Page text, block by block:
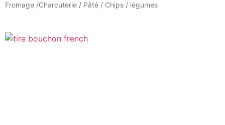
Fromage /Charcuterie / Pâté / Chips / légumes